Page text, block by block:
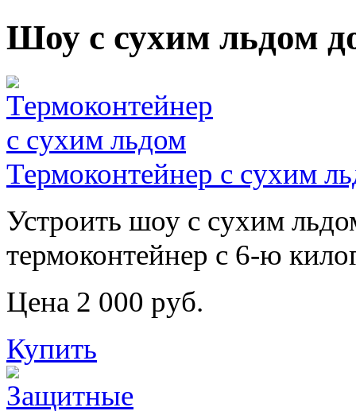
Шоу с сухим льдом
Термоконтейнер с сухим
Устроить шоу с сухим
термоконтейнер с 6-ю
Цена 2 000 руб.
Купить